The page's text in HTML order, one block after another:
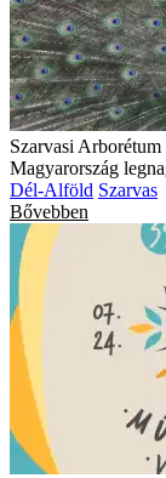
Szarvasi
Magyarország
Dél-Alföld Szarvas
Bővebben